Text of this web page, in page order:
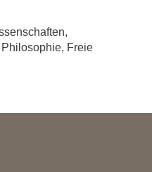
Freie